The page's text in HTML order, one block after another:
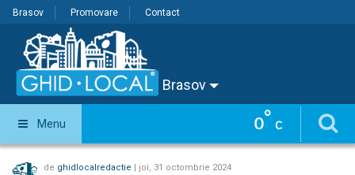
Brasov Promovare Contact
Brasov
0° C
Menu
de ghidlocalredactie | joi, 31 octombrie 2024